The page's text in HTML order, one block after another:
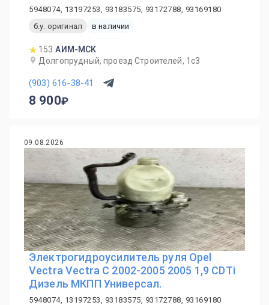
5948074, 13197253, 93183575, 93172788, 93169180
б.у. оригинал
в наличии
153 АИМ-МСК
Долгопрудный, проезд Строителей, 1с3
(903) 616-38-41
8 900
09.08.2026
Электрогидроусилитель руля Opel
Vectra Vectra C 2002-2005 2005 1,9 CDTi
Дизель МКПП Универсал.
5948074, 13197253, 93183575, 93172788, 93169180